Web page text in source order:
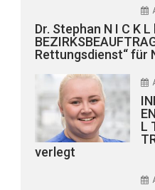
Dr. Stephan N I C K
Rettungsdienst“ für
L
verlegt